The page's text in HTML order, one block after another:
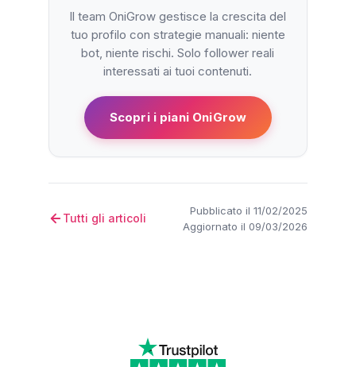
Il team OniGrow gestisce la crescita del
tuo profilo con strategie manuali: niente
bot, niente rischi. Solo follower reali
interessati ai tuoi contenuti.
Scopri i piani OniGrow
Tutti gli articoli
Pubblicato il 11/02/2025
Aggiornato il 09/03/2026